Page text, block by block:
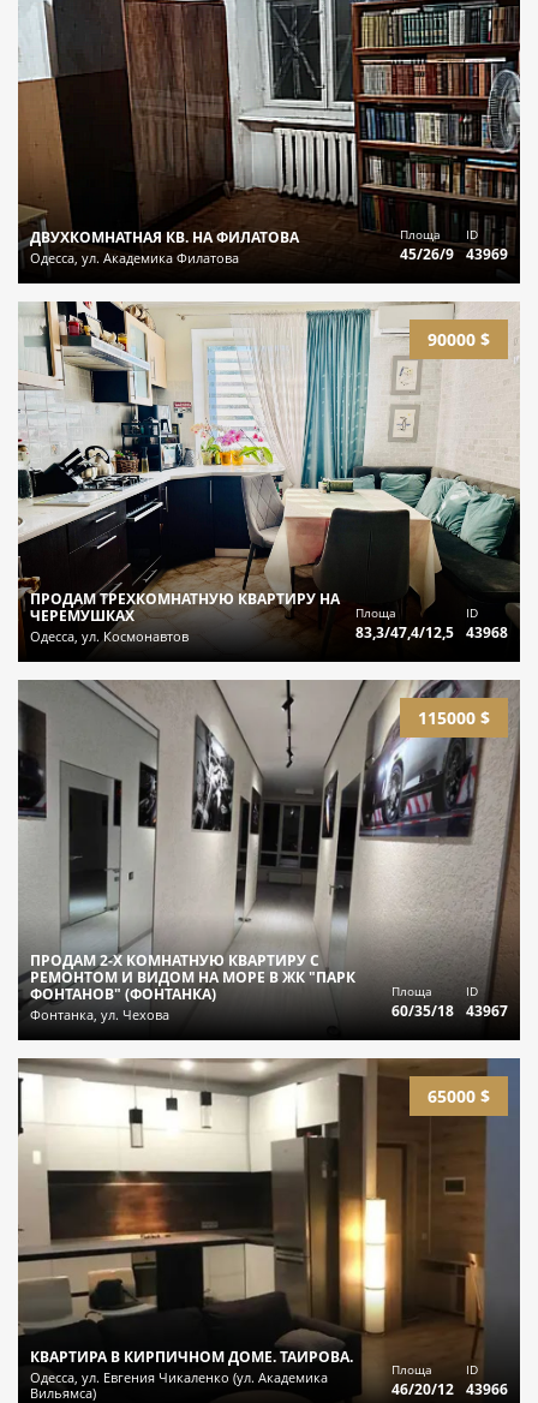
ДВУХКОМНАТНАЯ КВ. НА ФИЛАТОВА
Одесса, ул. Академика Филатова
Площа
45/26/9
ID
43969
90000 $
ПРОДАМ ТРЕХКОМНАТНУЮ КВАРТИРУ НА
ЧЕРЕМУШКАХ
Одесса, ул. Космонавтов
Площа
83,3/47,4/12,5
ID
43968
115000 $
ПРОДАМ 2-Х КОМНАТНУЮ КВАРТИРУ С
РЕМОНТОМ И ВИДОМ НА МОРЕ В ЖК "ПАРК
ФОНТАНОВ" (ФОНТАНКА)
Фонтанка, ул. Чехова
Площа
60/35/18
ID
43967
65000 $
КВАРТИРА В КИРПИЧНОМ ДОМЕ. ТАИРОВА.
Одесса, ул. Евгения Чикаленко (ул. Академика
Вильямса)
Площа
46/20/12
ID
43966